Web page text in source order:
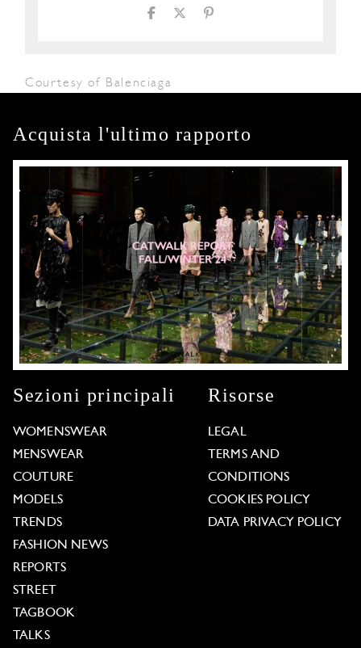
Courtesy of Balenciaga
Acquista l'ultimo rapporto
Sezioni principali
WOMENSWEAR
MENSWEAR
COUTURE
MODELS
TRENDS
FASHION NEWS
REPORTS
STREET
TAGBOOK
TALKS
Risorse
LEGAL
TERMS AND
CONDITIONS
COOKIES POLICY
DATA PRIVACY POLICY